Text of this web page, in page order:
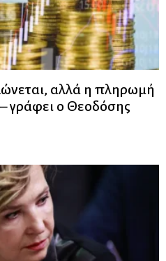
αλλά η πληρωμή
γράφει ο Θεοδόσης